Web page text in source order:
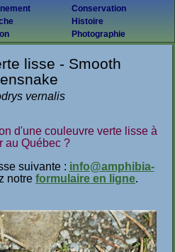
Conservation
Histoire
Photographie
lisse - Smooth
vernalis
d'une couleuvre verte lisse à
au Québec ?
suivante : info@amphibia-
notre formulaire en ligne.